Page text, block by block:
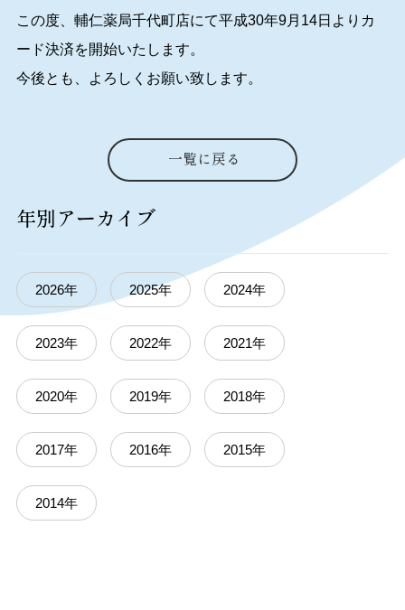
この度、輔仁薬局千代町店にて平成30年9月14日よりカ
ード決済を開始いたします。
今後とも、よろしくお願い致します。
一覧に戻る
年別アーカイブ
2026年 2025年 2024年
2023年 2022年 2021年
2020年 2019年 2018年
2017年 2016年 2015年
2014年